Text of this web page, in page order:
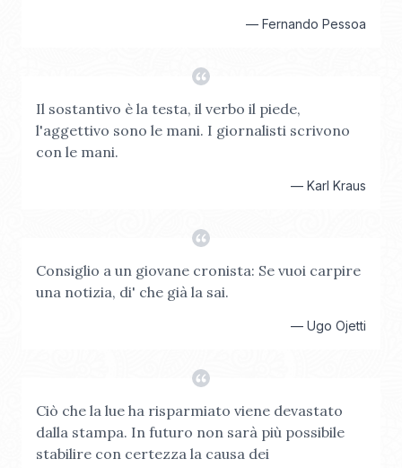
— Fernando Pessoa
Il sostantivo è la testa, il verbo il piede,
l'aggettivo sono le mani. I giornalisti scrivono
con le mani.
— Karl Kraus
Consiglio a un giovane cronista: Se vuoi carpire
una notizia, di' che già la sai.
— Ugo Ojetti
Ciò che la lue ha risparmiato viene devastato
dalla stampa. In futuro non sarà più possibile
stabilire con certezza la causa dei